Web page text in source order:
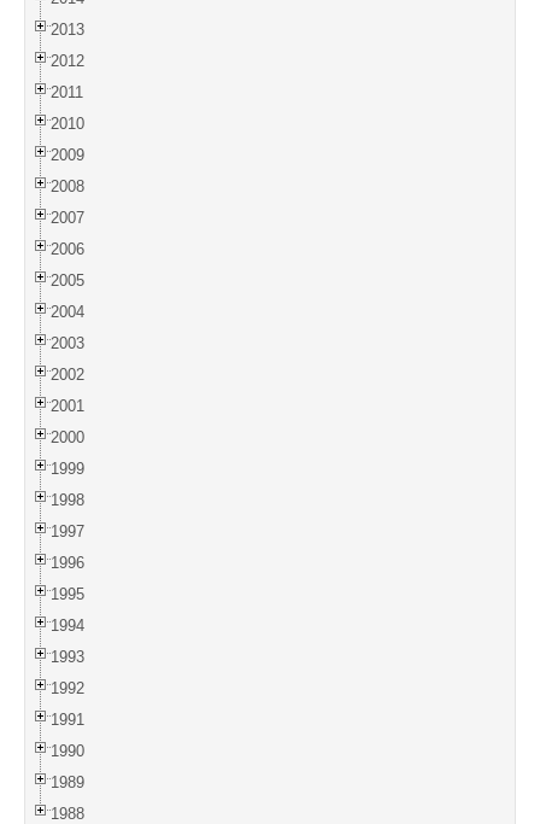
2013
2012
2011
2010
2009
2008
2007
2006
2005
2004
2003
2002
2001
2000
1999
1998
1997
1996
1995
1994
1993
1992
1991
1990
1989
1988